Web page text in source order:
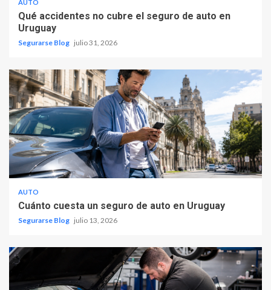
AUTO
Qué accidentes no cubre el seguro de auto en
Uruguay
Segurarse Blog julio 31, 2026
AUTO
Cuánto cuesta un seguro de auto en Uruguay
Segurarse Blog julio 13, 2026